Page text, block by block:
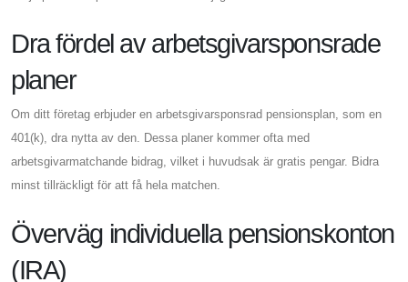
Dra fördel av arbetsgivarsponsrade
planer
Om ditt företag erbjuder en arbetsgivarsponsrad pensionsplan, som en
401(k), dra nytta av den. Dessa planer kommer ofta med
arbetsgivarmatchande bidrag, vilket i huvudsak är gratis pengar. Bidra
minst tillräckligt för att få hela matchen.
Överväg individuella pensionskonton
(IRA)